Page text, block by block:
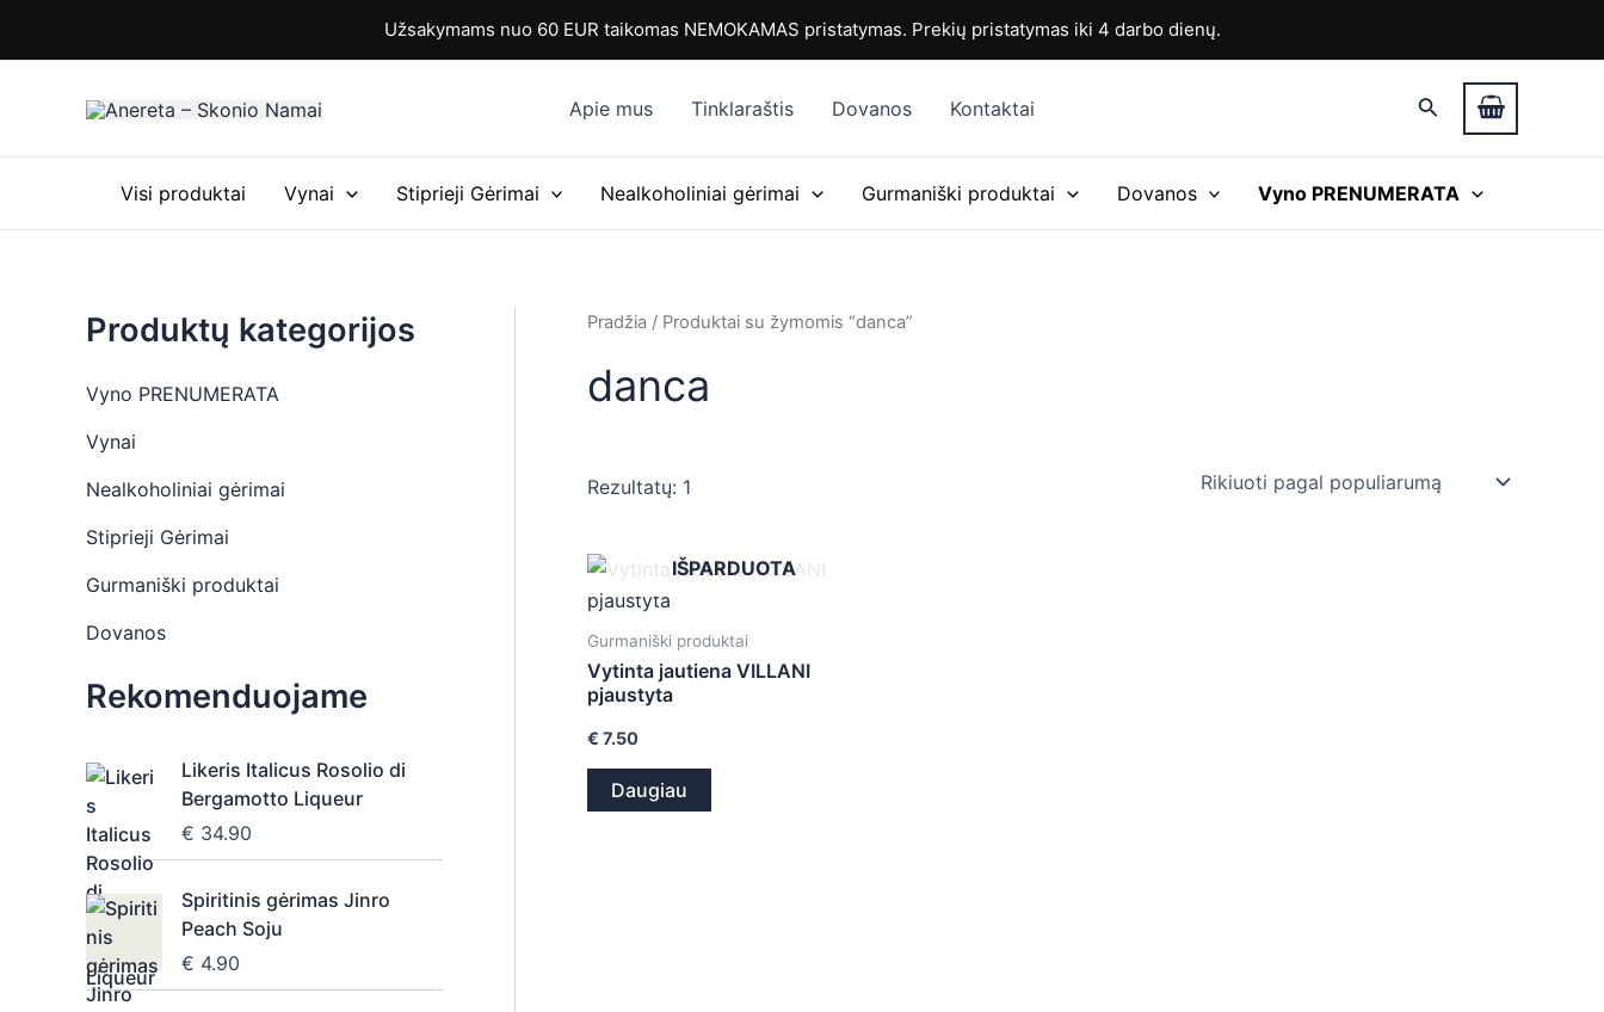
Užsakymams nuo 60 EUR taikomas NEMOKAMAS pristatymas. Prekių pristatymas iki 4 darbo dienų.
Apie mus Tinklaraštis Dovanos Kontaktai Paieška
Visi produktai Vynai Stiprieji Gėrimai Nealkoholiniai gėrimai Gurmaniški produktai Dovanos Vyno PRENUMERATA
Produktų kategorijos
Vyno PRENUMERATA
Vynai
Nealkoholiniai gėrimai
Stiprieji Gėrimai
Gurmaniški produktai
Dovanos
Rekomenduojame
Likeris Italicus Rosolio di
Bergamotto Liqueur
€ 34.90
Spiritinis gėrimas Jinro
Peach Soju
€ 4.90
n
a
k
k
Pradžia / Produktai su žymomis “danca”
danca
Rezultatų: 1
IŠPARDUOTA
Gurmaniški produktai
Vytinta jautiena VILLANI
pjaustyta
€ 7.50
Daugiau